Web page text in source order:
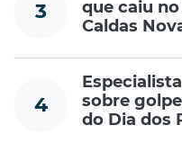
3
que caiu
Caldas
4
sobre
do Dia dos